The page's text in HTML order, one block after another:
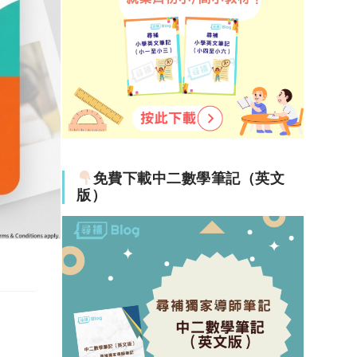
免費下載中二數學筆記（英文
版）